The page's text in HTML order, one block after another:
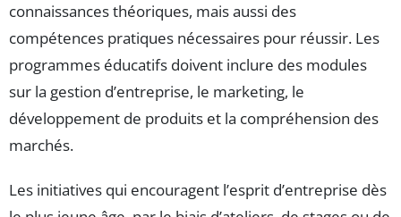
connaissances théoriques, mais aussi des
compétences pratiques nécessaires pour réussir. Les
programmes éducatifs doivent inclure des modules
sur la gestion d’entreprise, le marketing, le
développement de produits et la compréhension des
marchés.
Les initiatives qui encouragent l’esprit d’entreprise dès